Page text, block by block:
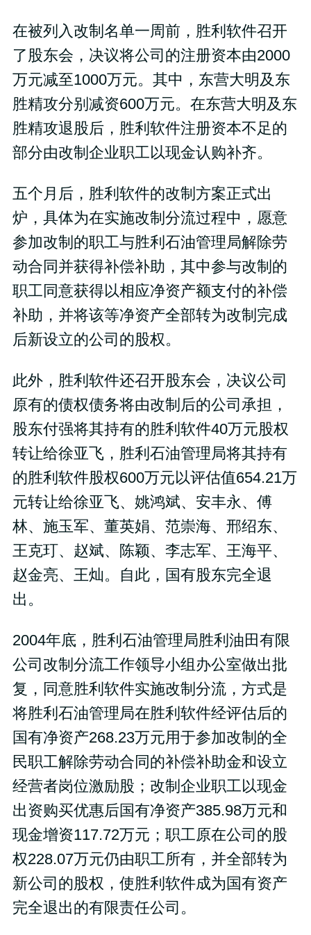
在被列入改制名单一周前，胜利软件召开
了股东会，决议将公司的注册资本由2000
万元减至1000万元。其中，东营大明及东
胜精攻分别减资600万元。在东营大明及东
胜精攻退股后，胜利软件注册资本不足的
部分由改制企业职工以现金认购补齐。
五个月后，胜利软件的改制方案正式出
炉，具体为在实施改制分流过程中，愿意
参加改制的职工与胜利石油管理局解除劳
动合同并获得补偿补助，其中参与改制的
职工同意获得以相应净资产额支付的补偿
补助，并将该等净资产全部转为改制完成
后新设立的公司的股权。
此外，胜利软件还召开股东会，决议公司
原有的债权债务将由改制后的公司承担，
股东付强将其持有的胜利软件40万元股权
转让给徐亚飞，胜利石油管理局将其持有
的胜利软件股权600万元以评估值654.21万
元转让给徐亚飞、姚鸿斌、安丰永、傅
林、施玉军、董英娟、范崇海、邢绍东、
王克玎、赵斌、陈颖、李志军、王海平、
赵金亮、王灿。自此，国有股东完全退
出。
2004年底，胜利石油管理局胜利油田有限
公司改制分流工作领导小组办公室做出批
复，同意胜利软件实施改制分流，方式是
将胜利石油管理局在胜利软件经评估后的
国有净资产268.23万元用于参加改制的全
民职工解除劳动合同的补偿补助金和设立
经营者岗位激励股；改制企业职工以现金
出资购买优惠后国有净资产385.98万元和
现金增资117.72万元；职工原在公司的股
权228.07万元仍由职工所有，并全部转为
新公司的股权，使胜利软件成为国有资产
完全退出的有限责任公司。